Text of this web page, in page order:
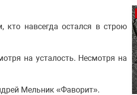
навсегда остался в строю
на усталость. Несмотря на
Мельник «Фаворит».